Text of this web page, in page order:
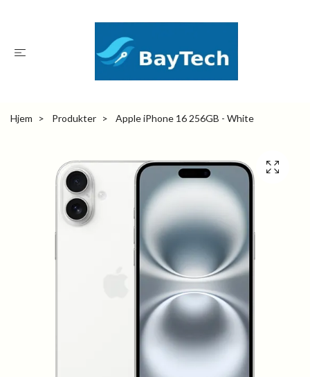
Hjem Produkter Apple iPhone 16 256GB - White